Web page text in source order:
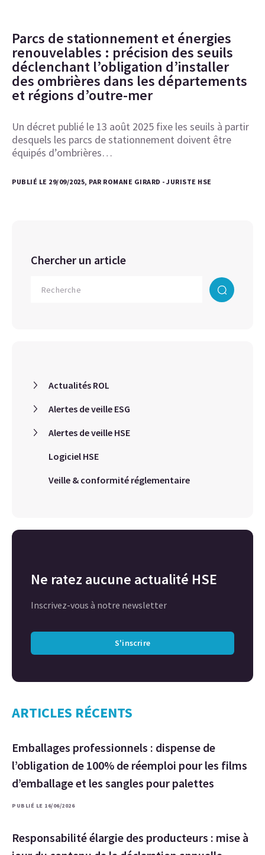
Parcs de stationnement et énergies
renouvelables : précision des seuils
déclenchant l’obligation d’installer
des ombrières dans les départements
et régions d’outre-mer
Un décret publié le 13 août 2025 fixe les seuils à partir
desquels les parcs de stationnement doivent être
équipés d’ombrières…
PUBLIÉ LE 29/09/2025, PAR ROMANE GIRARD - JURISTE HSE
Chercher un article
Actualités ROL
Alertes de veille ESG
Alertes de veille HSE
Logiciel HSE
Veille & conformité réglementaire
Ne ratez aucune actualité HSE
Inscrivez-vous à notre newsletter
S'inscrire
ARTICLES RÉCENTS
Emballages professionnels : dispense de
l’obligation de 100% de réemploi pour les films
d’emballage et les sangles pour palettes
PUBLIÉ LE 16/06/2026
Responsabilité élargie des producteurs : mise à